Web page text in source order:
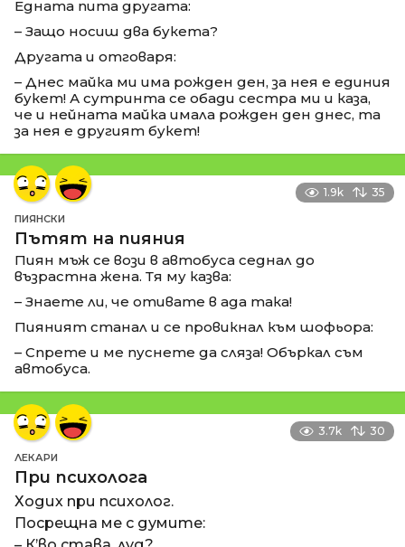
Едната пита другата:
– Защо носиш два букета?
Другата и отговаря:
– Днес майка ми има рожден ден, за нея е единия
букет! А сутринта се обади сестра ми и каза,
че и нейната майка имала рожден ден днес, та
за нея е другият букет!
1.9k 35
ПИЯНСКИ
Пътят на пияния
Пиян мъж се вози в автобуса седнал до
възрастна жена. Тя му казва:
– Знаете ли, че отивате в ада така!
Пияният станал и се провикнал към шофьора:
– Спрете и ме пуснете да сляза! Объркал съм
автобуса.
3.7k 30
ЛЕКАРИ
При психолога
Ходих при психолог.
Посрещна ме с думите: